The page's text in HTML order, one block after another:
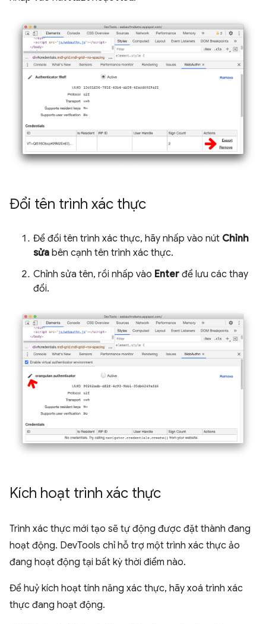
Đổi tên trình xác thực
Để đổi tên trình xác thực, hãy nhấp vào nút Chỉnh
sửa bên cạnh tên trình xác thực.
Chỉnh sửa tên, rồi nhấp vào Enter để lưu các thay
đổi.
Kích hoạt trình xác thực
Trình xác thực mới tạo sẽ tự động được đặt thành đang
hoạt động. DevTools chỉ hỗ trợ một trình xác thực ảo
đang hoạt động tại bất kỳ thời điểm nào.
Để huỷ kích hoạt tính năng xác thực, hãy xoá trình xác
thực đang hoạt động.